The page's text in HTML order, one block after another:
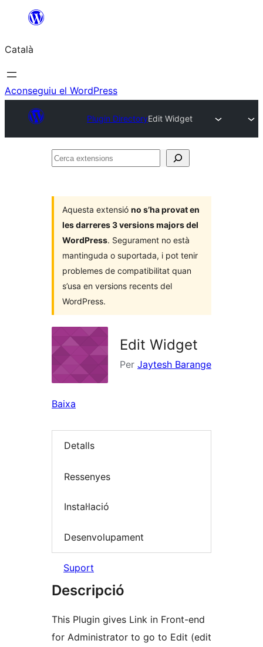
contingut
Català
Aconseguiu el WordPress
Plugin DirectoryEdit Widget
Cerca
Aquesta extensió no s’ha provat en
les darreres 3 versions majors del
WordPress. Segurament no està
mantinguda o suportada, i pot tenir
problemes de compatibilitat quan
s’usa en versions recents del
WordPress.
Edit Widget
Per Jaytesh Barange
Baixa
Detalls
Ressenyes
Instal·lació
Desenvolupament
Suport
Descripció
This Plugin gives Link in Front-end
for Administrator to go to Edit (edit